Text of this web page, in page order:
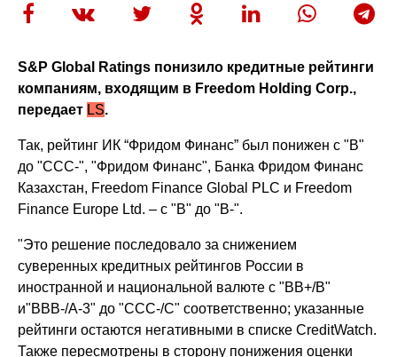
S&P Global Ratings понизило кредитные рейтинги
компаниям, входящим в Freedom Holding Corp.,
передает LS.
Так, рейтинг ИК “Фридом Финанс” был понижен с "В"
до "ССС-", "Фридом Финанс", Банка Фридом Финанс
Казахстан, Freedom Finance Global PLC и Freedom
Finance Europe Ltd. – с "B" до "B-".
"Это решение последовало за снижением
суверенных кредитных рейтингов России в
иностранной и национальной валюте с "BB+/B"
и"BBB-/A-3" до "CCC-/C" соответственно; указанные
рейтинги остаются негативными в списке CreditWatch.
Также пересмотрены в сторону понижения оценки